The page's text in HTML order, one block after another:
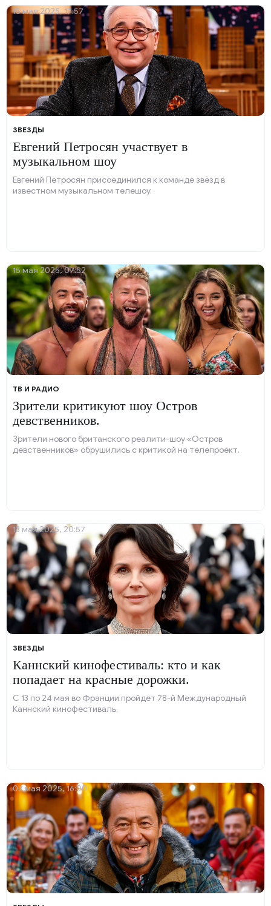
ЗВЕЗДЫ
Евгений Петросян участвует в
музыкальном шоу
Евгений Петросян присоединился к команде звёзд в
известном музыкальном телешоу.
15 мая 2025, 17:57
ТВ И РАДИО
Зрители критикуют шоу Остров
девственников.
Зрители нового британского реалити-шоу «Остров
девственников» обрушились с критикой на телепроект.
15 мая 2025, 07:52
ЗВЕЗДЫ
Каннский кинофестиваль: кто и как
попадает на красные дорожки.
С 13 по 24 мая во Франции пройдёт 78-й Международный
Каннский кинофестиваль.
13 мая 2025, 20:57
07 мая 2025, 16:00